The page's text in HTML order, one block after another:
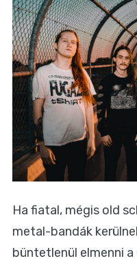
Ha fiatal, mégis old
metal-bandák
büntetlenül elmenni a